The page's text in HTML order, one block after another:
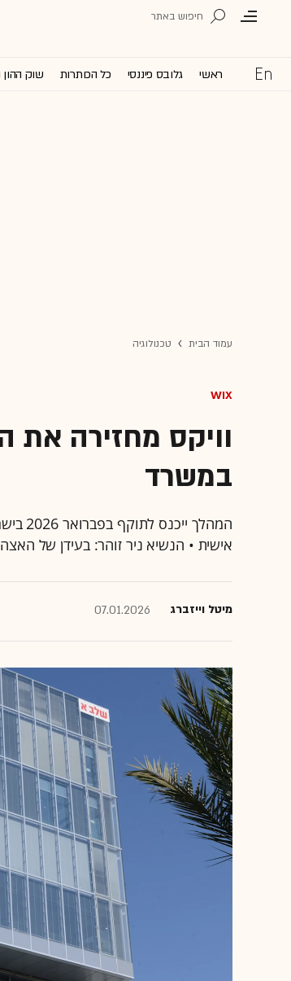
ראשי גלובס פיננסי כל הכותרות שוק
עמוד הבית טכנולוגיה
Wix
וויקס מחזירה את
במשרד
אישית • הנשיא ניר זוהר: בעידן של
מיטל וייזברג 07.01.2026